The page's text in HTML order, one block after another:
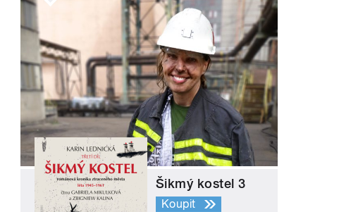
Šikmý kostel 3
Koupit